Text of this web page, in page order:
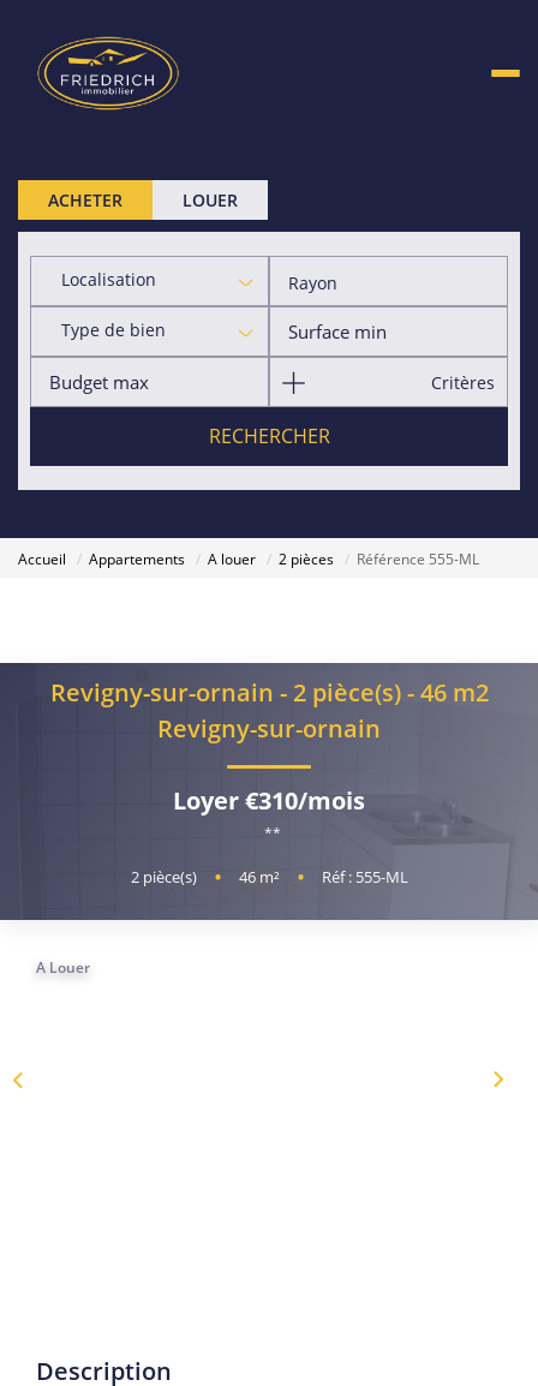
ACHETER LOUER
Localisation Rayon
Type de bien
Critères
RECHERCHER
Accueil Appartements A louer 2 pièces Référence 555-ML
Revigny-sur-ornain - 2 pièce(s) - 46 m2
Revigny-sur-ornain
Loyer €310/mois
**
2pièce(s) • 46m² • Réf : 555-ML
A Louer
Description